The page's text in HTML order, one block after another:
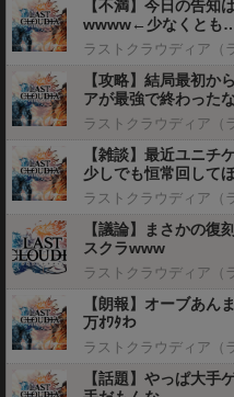
【不満】今日の告知
wwww←少なくと
【攻略】結局最初か
アが最強で終わった
【雑談】最近ユニチ
少しでも恒常回して
【議論】まさかの
スクラwww
【朗報】オーブあん
万ｵﾜﾀわ
【話題】やっぱ大手